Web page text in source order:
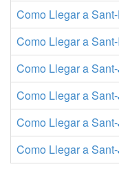
Como Llegar a
Como Llegar a
Como Llegar a
Como Llegar a
Como Llegar a
Como Llegar a